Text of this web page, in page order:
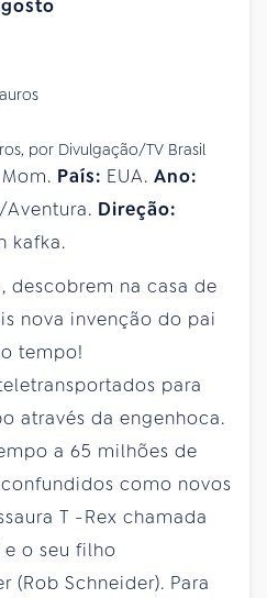
por Divulgação/TV Brasil
País: EUA. Ano:
Direção:
kafka.
descobrem na casa de
nova invenção do pai
tempo!
para
através da engenhoca.
a 65 milhões de
como novos
T -Rex chamada
e o seu filho
Schneider). Para